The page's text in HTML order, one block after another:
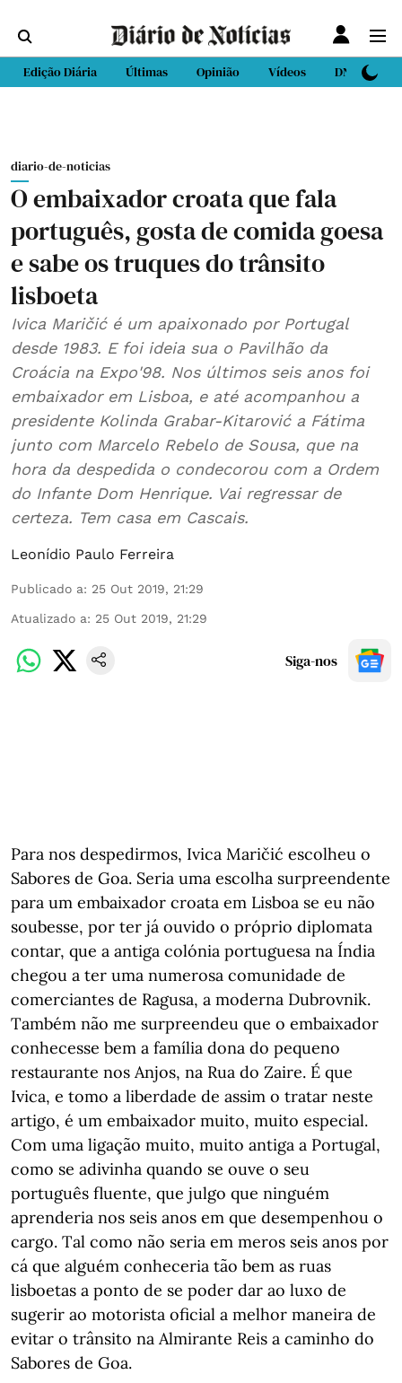
Edição Diária Últimas Opinião Vídeos DN Sport
diario-de-noticias
O embaixador croata que fala
português, gosta de comida goesa
e sabe os truques do trânsito
lisboeta
Ivica Maričić é um apaixonado por Portugal
desde 1983. E foi ideia sua o Pavilhão da
Croácia na Expo'98. Nos últimos seis anos foi
embaixador em Lisboa, e até acompanhou a
presidente Kolinda Grabar-Kitarović a Fátima
junto com Marcelo Rebelo de Sousa, que na
hora da despedida o condecorou com a Ordem
do Infante Dom Henrique. Vai regressar de
certeza. Tem casa em Cascais.
Leonídio Paulo Ferreira
Publicado a: 25 Out 2019, 21:29
Atualizado a: 25 Out 2019, 21:29
Siga-nos
Para nos despedirmos, Ivica Maričić escolheu o
Sabores de Goa. Seria uma escolha surpreendente
para um embaixador croata em Lisboa se eu não
soubesse, por ter já ouvido o próprio diplomata
contar, que a antiga colónia portuguesa na Índia
chegou a ter uma numerosa comunidade de
comerciantes de Ragusa, a moderna Dubrovnik.
Também não me surpreendeu que o embaixador
conhecesse bem a família dona do pequeno
restaurante nos Anjos, na Rua do Zaire. É que
Ivica, e tomo a liberdade de assim o tratar neste
artigo, é um embaixador muito, muito especial.
Com uma ligação muito, muito antiga a Portugal,
como se adivinha quando se ouve o seu
português fluente, que julgo que ninguém
aprenderia nos seis anos em que desempenhou o
cargo. Tal como não seria em meros seis anos por
cá que alguém conheceria tão bem as ruas
lisboetas a ponto de se poder dar ao luxo de
sugerir ao motorista oficial a melhor maneira de
evitar o trânsito na Almirante Reis a caminho do
Sabores de Goa.